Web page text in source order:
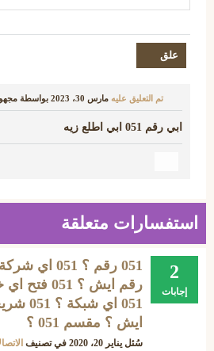
تم التعليق عليه مارس 30، 2023 بواسطة
ابي رقم 051 ابي اطلع زيه
استفسارات متعلقة
2
إجابات
رقم ايش ؟ 051
051 اي شبكة
ايش ؟ مقسم 051 ؟
سُئل يناير 20، 2020 في تصنيف